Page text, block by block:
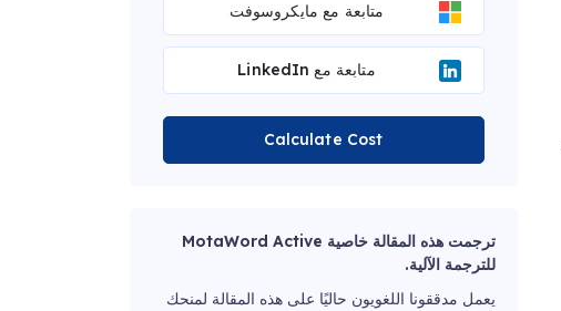
متابعة مع مايكروسوفت
متابعة مع LinkedIn
Calculate Cost
ترجمت هذه المقالة خاصية MotaWord Active
للترجمة الآلية.
يعمل مدققونا اللغويون حاليًا على هذه المقالة لمنحك